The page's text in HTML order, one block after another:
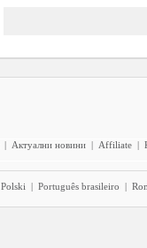
| Актуални новини | Affiliate |
Polski | Português brasileiro |